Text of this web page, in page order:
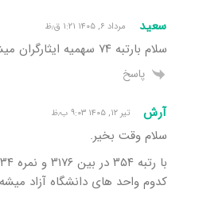
سعید مرداد ۶, ۱۴۰۵ ۱:۲۱ ق٫ظ
سلام بارتبه ۷۴ سهمیه ایثارگران میشه ازاد زنجان قبول شد؟
پاسخ
آرش تیر ۱۲, ۱۴۰۵ ۹:۰۳ ب٫ظ
سلام وقت بخیر.
کدوم واحد های دانشگاه آزاد